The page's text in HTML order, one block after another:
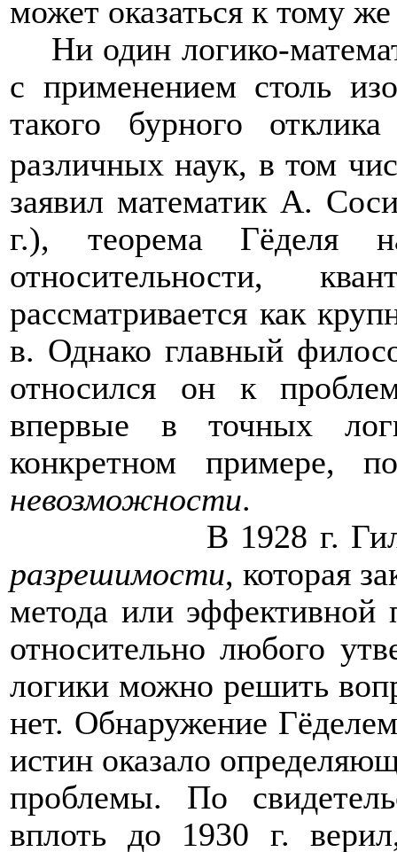
может оказаться к тому
Ни один логико-
с применением столь
такого бурного
различных наук, в том
заявил математик А.
г.), теорема Гёделя
относительности,
рассматривается как
в. Однако главный
относился он к
впервые в точных
конкретном примере,
невозможности.
В 1928 г.
разрешимости, которая
метода или
относительно любого
логики можно решить
нет. Обнаружение
истин оказало
проблемы. По
вплоть до 1930 г.